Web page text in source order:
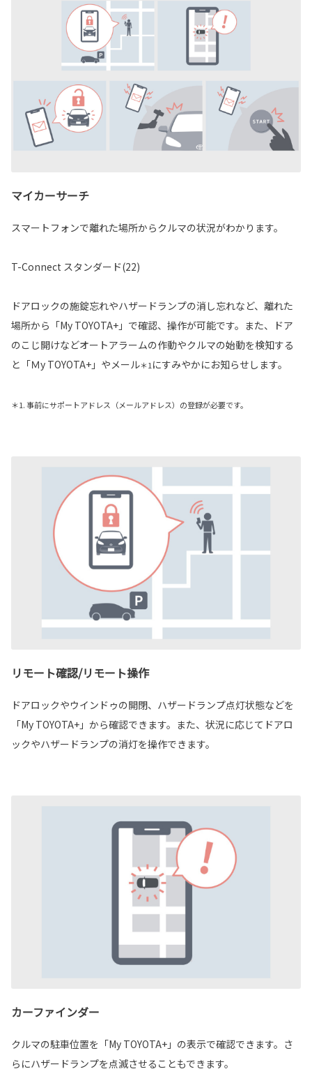
マイカーサーチ
スマートフォンで離れた場所からクルマの状況がわかります。
T-Connect スタンダード(22)
ドアロックの施錠忘れやハザードランプの消し忘れなど、離れた
場所から「My TOYOTA+」で確認、操作が可能です。また、ドア
のこじ開けなどオートアラームの作動やクルマの始動を検知する
と「Ｍy TOYOTA+」やメール＊1 にすみやかにお知らせします。
＊1. 事前にサポートアドレス（メールアドレス）の登録が必要です。
リモート確認/リモート操作
ドアロックやウインドゥの開閉、ハザードランプ点灯状態などを
「My TOYOTA+」から確認できます。また、状況に応じてドアロ
ックやハザードランプの消灯を操作できます。
カーファインダー
クルマの駐車位置を「My TOYOTA+」の表示で確認できます。さ
らにハザードランプを点滅させることもできます。